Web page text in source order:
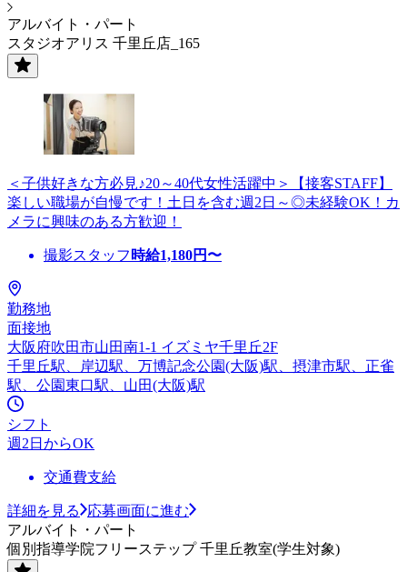
アルバイト・パート
スタジオアリス 千里丘店_165
＜子供好きな方必見♪20～40代女性活躍中＞【接客STAFF】
楽しい職場が自慢です！土日を含む週2日～◎未経験OK！カ
メラに興味のある方歓迎！
撮影スタッフ 時給1,180円〜
勤務地
面接地
大阪府吹田市山田南1-1 イズミヤ千里丘2F
千里丘駅、岸辺駅、万博記念公園(大阪)駅、摂津市駅、正雀
駅、公園東口駅、山田(大阪)駅
シフト
週2日からOK
交通費支給
詳細を見る
応募画面に進む
アルバイト・パート
個別指導学院フリーステップ 千里丘教室(学生対象)